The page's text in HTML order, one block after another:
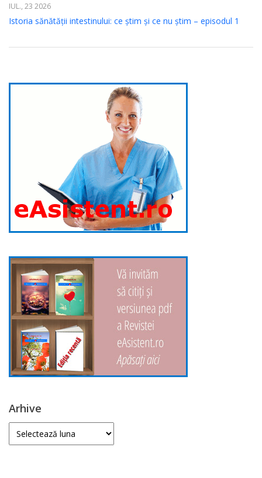
IUL., 23 2026
Istoria sănătății intestinului: ce știm și ce nu știm – episodul 1
Arhive
Arhive